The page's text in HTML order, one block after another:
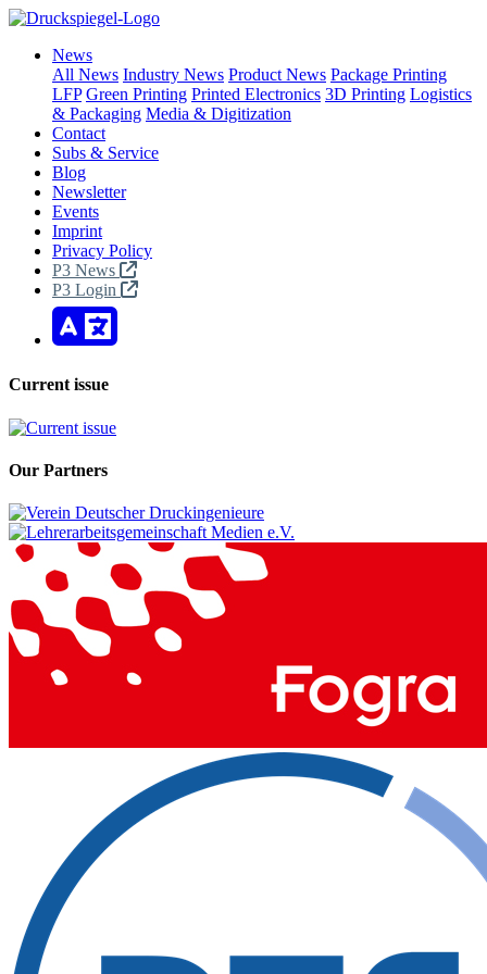
News
All News Industry News Product News Package Printing
LFP Green Printing Printed Electronics 3D Printing Logistics
& Packaging Media & Digitization
Contact
Subs & Service
Blog
Newsletter
Events
Imprint
Privacy Policy
P3 News
P3 Login
Current issue
Our Partners